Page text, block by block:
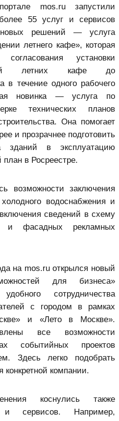
mos.ru запустили
55 услуг и сервисов
решений — услуга
летнего кафе», которая
установки
летних кафе до
в течение одного рабочего
новинка — услуга по
технических планов
Она помогает
и прозрачнее подготовить
зданий в эксплуатацию
план в Росреестре.
возможности заключения
водоснабжения и
сведений в схему
и фасадных рекламных
на mos.ru открылся новый
для бизнеса»
сотрудничества
с городом в рамках
и «Лето в Москве».
все возможности
событийных проектов
Здесь легко подобрать
компании.
коснулись также
сервисов. Например,